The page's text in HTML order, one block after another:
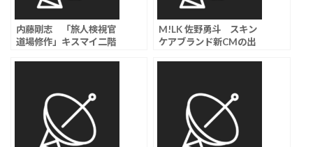
内藤剛志 「旅人検視官
道場修作」キスマイ二階
M!LK 佐野勇斗 スキン
ケアブランド新CMの出